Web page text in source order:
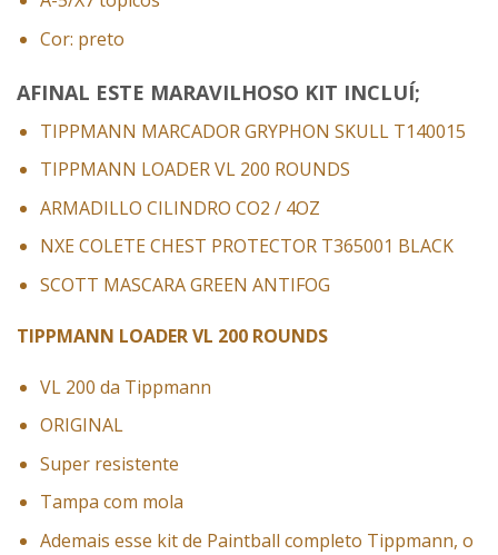
Cor: preto
AFINAL ESTE MARAVILHOSO KIT INCLUÍ;
TIPPMANN MARCADOR GRYPHON SKULL T140015
TIPPMANN LOADER VL 200 ROUNDS
ARMADILLO CILINDRO CO2 / 4OZ
NXE COLETE CHEST PROTECTOR T365001 BLACK
SCOTT MASCARA GREEN ANTIFOG
TIPPMANN LOADER VL 200 ROUNDS
VL 200 da Tippmann
ORIGINAL
Super resistente
Tampa com mola
Ademais esse kit de Paintball completo Tippmann, o